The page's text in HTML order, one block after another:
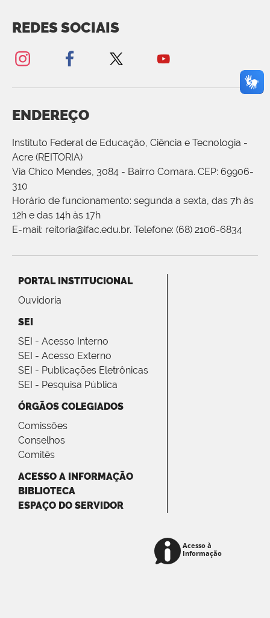
REDES SOCIAIS
ENDEREÇO
Instituto Federal de Educação, Ciência e Tecnologia -
Acre (REITORIA)
Via Chico Mendes, 3084 - Bairro Comara. CEP: 69906-
310
Horário de funcionamento: segunda a sexta, das 7h às
12h e das 14h às 17h
E-mail: reitoria@ifac.edu.br. Telefone: (68) 2106-6834
PORTAL INSTITUCIONAL
Ouvidoria
SEI
SEI - Acesso Interno
SEI - Acesso Externo
SEI - Publicações Eletrônicas
SEI - Pesquisa Pública
ÓRGÃOS COLEGIADOS
Comissões
Conselhos
Comitês
ACESSO A INFORMAÇÃO
BIBLIOTECA
ESPAÇO DO SERVIDOR